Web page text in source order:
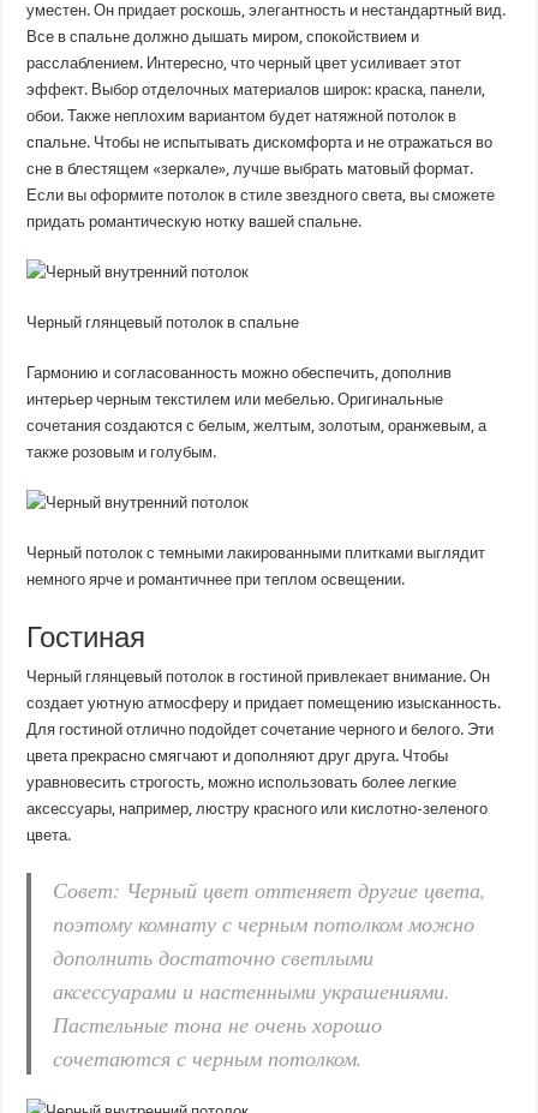
уместен. Он придает роскошь, элегантность и нестандартный вид.
Все в спальне должно дышать миром, спокойствием и
расслаблением. Интересно, что черный цвет усиливает этот
эффект. Выбор отделочных материалов широк: краска, панели,
обои. Также неплохим вариантом будет натяжной потолок в
спальне. Чтобы не испытывать дискомфорта и не отражаться во
сне в блестящем «зеркале», лучше выбрать матовый формат.
Если вы оформите потолок в стиле звездного света, вы сможете
придать романтическую нотку вашей спальне.
Черный глянцевый потолок в спальне
Гармонию и согласованность можно обеспечить, дополнив
интерьер черным текстилем или мебелью. Оригинальные
сочетания создаются с белым, желтым, золотым, оранжевым, а
также розовым и голубым.
Черный потолок с темными лакированными плитками выглядит
немного ярче и романтичнее при теплом освещении.
Гостиная
Черный глянцевый потолок в гостиной привлекает внимание. Он
создает уютную атмосферу и придает помещению изысканность.
Для гостиной отлично подойдет сочетание черного и белого. Эти
цвета прекрасно смягчают и дополняют друг друга. Чтобы
уравновесить строгость, можно использовать более легкие
аксессуары, например, люстру красного или кислотно-зеленого
цвета.
Совет: Черный цвет оттеняет другие цвета,
поэтому комнату с черным потолком можно
дополнить достаточно светлыми
аксессуарами и настенными украшениями.
Пастельные тона не очень хорошо
сочетаются с черным потолком.